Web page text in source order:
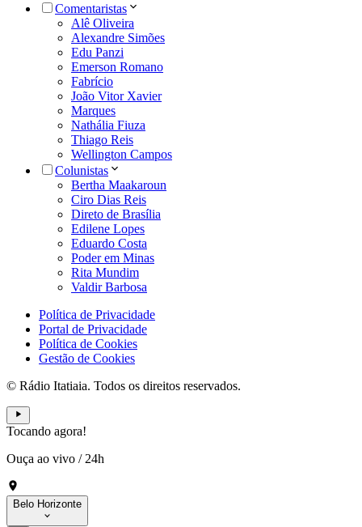
Comentaristas
Alê Oliveira
Alexandre Simões
Edu Panzi
Emerson Romano
Fabrício
João Vitor Xavier
Marques
Nathália Fiuza
Thiago Reis
Wellington Campos
Colunistas
Bertha Maakaroun
Ciro Dias Reis
Direto de Brasília
Edilene Lopes
Eduardo Costa
Poder em Minas
Rita Mundim
Valdir Barbosa
Política de Privacidade
Portal de Privacidade
Política de Cookies
Gestão de Cookies
© Rádio Itatiaia. Todos os direitos reservados.
Tocando agora!
Ouça ao vivo / 24h
Belo Horizonte